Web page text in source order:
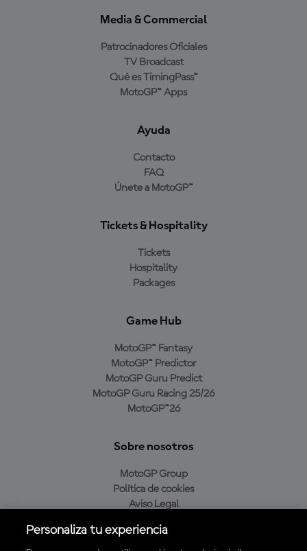
Media & Commercial
Patrocinadores Oficiales
TV Broadcast
Qué es TimingPass™
MotoGP™ Apps
Ayuda
Contacto
FAQ
Únete a MotoGP™
Tickets & Hospitality
Tickets
Hospitality
Packages
Game Hub
MotoGP™ Fantasy
MotoGP™ Predictor
MotoGP Guru Predict
MotoGP Guru Racing 25/26
MotoGP™26
Sobre nosotros
MotoGP Group
Política de cookies
Aviso Legal
Política de compra
Personaliza tu experiencia